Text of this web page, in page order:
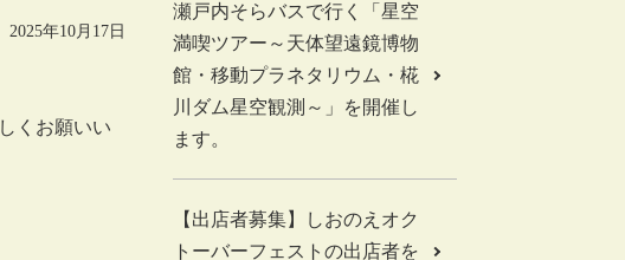
2025年10月17日
くお願いい
瀬戸内そらバスで行く「星空
満喫ツアー～天体望遠鏡博物
館・移動プラネタリウム・椛
川ダム星空観測～」を開催し
ます。
【出店者募集】しおのえオク
トーバーフェストの出店者を